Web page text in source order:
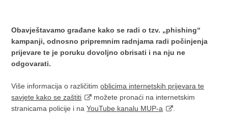
Obavještavamo građane kako se radi o tzv. „phishing“
kampanji, odnosno pripremnim radnjama radi počinjenja
prijevare te je poruku dovoljno obrisati i na nju ne
odgovarati.
Više informacija o različitimoblicima internetskih prijevara te
savjete kako se zaštiti
možete pronaći na internetskim
stranicama policije i naYouTube kanalu MUP-a